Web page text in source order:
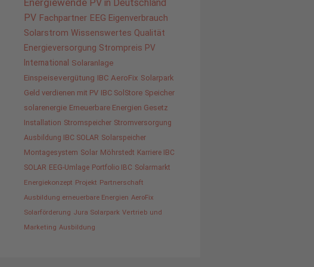
Energiewende PV in Deutschland
PV Fachpartner EEG Eigenverbrauch
Solarstrom Wissenswertes Qualität
Energieversorgung Strompreis PV
International Solaranlage
Einspeisevergütung IBC AeroFix Solarpark
Geld verdienen mit PV IBC SolStore Speicher
solarenergie Erneuerbare Energien Gesetz
Installation Stromspeicher Stromversorgung
Ausbildung IBC SOLAR Solarspeicher
Montagesystem Solar Möhrstedt Karriere IBC
SOLAR EEG-Umlage Portfolio IBC Solarmarkt
Energiekonzept Projekt Partnerschaft
Ausbildung erneuerbare Energien AeroFix
Solarförderung Jura Solarpark Vertrieb und
Marketing Ausbildung